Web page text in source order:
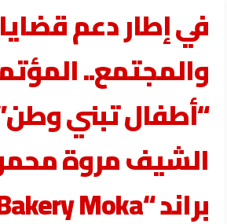
في إطار دعم
والمجتمع..
“أطفال تبني
الشيف مروة